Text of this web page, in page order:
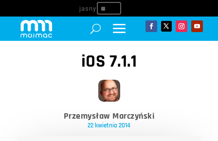
^
iOS 7.1.1
Przemysław Marczyński
22 kwietnia 2014